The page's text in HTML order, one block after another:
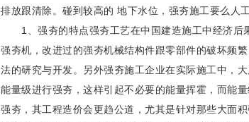
排放跟清除。碰到较高的 地下水位，强夯施工要么人
1、强夯的特点强夯工艺在中国建造施工中经济后
强夯机，改进过的强夯机械结构件跟零部件的破坏频
法的研究与开发。另外强夯施工企业在实际施工中，
能量级进行强夯，这样引起不必要的能量挥霍，而能
强夯，其工程造价会更趋公道，尤其是针对那些大面